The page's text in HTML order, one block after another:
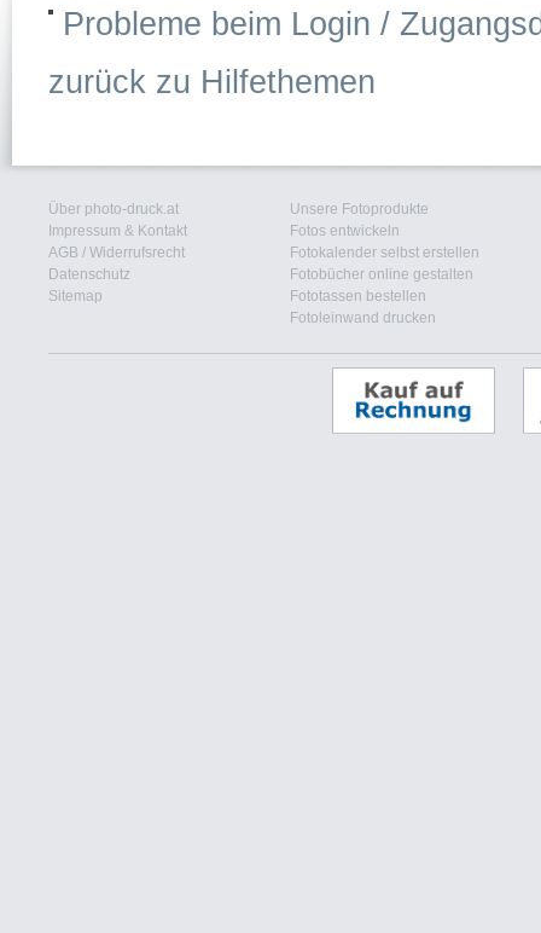
Probleme beim Login /
zurück zu Hilfethemen
Über photo-druck.at
Impressum & Kontakt
AGB / Widerrufsrecht
Datenschutz
Sitemap
Unsere Fotoprodukte
Fotos entwickeln
Fotokalender selbst erstellen
Fotobücher online gestalten
Fototassen bestellen
Fotoleinwand drucken